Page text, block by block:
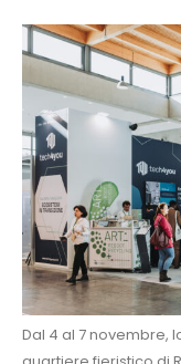
Dal 4 al 7 novembre,